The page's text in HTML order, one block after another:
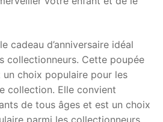
cadeau d’anniversaire idéal
collectionneurs. Cette poupée
choix populaire pour les
collection. Elle convient
de tous âges et est un choix
parmi les collectionneurs